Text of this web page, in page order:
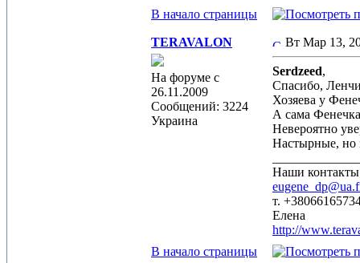
В начало страницы
TERAVALON
На форуме с
26.11.2009
Сообщений: 3224
Украина
Вт Мар 13,
Serdzeed,
Спасибо,
Хозяева у
А сама
Невероятно
Настырные, но
Наши
т.
Елена
http://
В начало страницы